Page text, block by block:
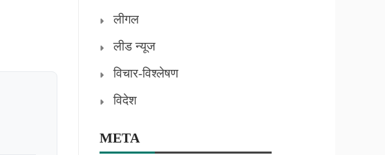
लीगल
लीड न्यूज
विचार-विश्लेषण
विदेश
META